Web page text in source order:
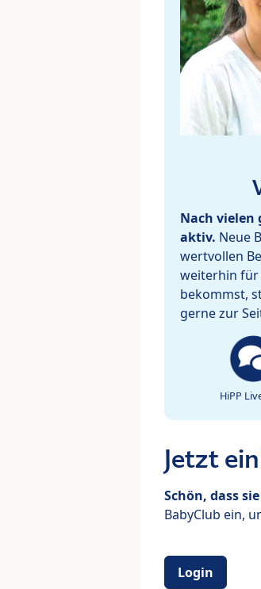
Nach vielen
aktiv. Neue
wertvollen
weiterhin für
bekommst,
gerne zur
HiPP
Jetzt
Schön, dass
BabyClub ein,
Login